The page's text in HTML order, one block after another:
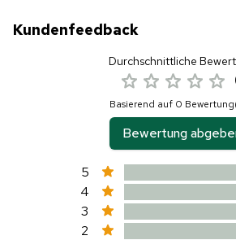
Kundenfeedback
Durchschnittliche
Basierend auf 0
Bewertung
5
4
3
2